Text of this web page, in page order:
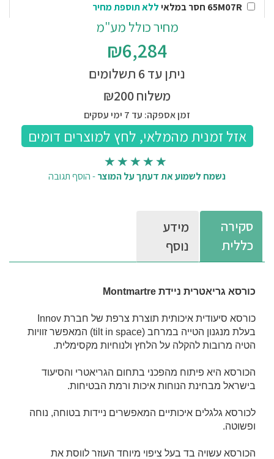
ללא תוספת מחיר
ללא תוספת מחיר
שולחן 65M100₪590.00 תוספת למחיר המוצר
מחיר כולל מע"מ
₪6,284
ניתן עד 6 תשלומים
משלוח ₪200
זמן אספקה: עד 7 ימי עסקים
נשמח לשמוע את דעתך על המוצר-הוסף תגובה
סקירה
כללית
מידע
נוסף
כורסא גריאטרית ניידת Montmartre
כורסא סיעודית איכותית תוצרת צרפת של חברת Innov
בעלת מנגנון הטייה במרחב (tilt in space) המאפשר זוויות
הטיה מרובות להקלה על הלחץ ולנוחיות מקסימלית.
הכורסא היא פיתוח מהפכני בתחום הגריאטרי והסיעוד
בישראל מבחינת הנוחות איכות ורמת הבטיחות.
לכורסא גלגלים איכותיים המאפשרים ניידות בטוחה, נוחה
ופשוטה.
הכורסא עשויה בד בעל ציפוי מיוחד העוזר לווסת את